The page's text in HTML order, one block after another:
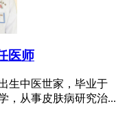
医师
生中医世家，毕业于
，从事皮肤病研究治...